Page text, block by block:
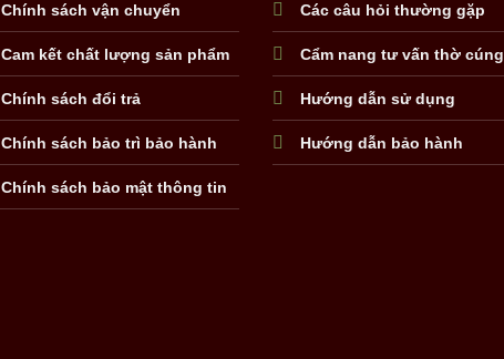
Chính sách vận chuyển
Cam kết chất lượng sản phẩm
Chính sách đổi trả
Chính sách bảo trì bảo hành
Chính sách bảo mật thông tin
Các câu hỏi thường gặp
Cẩm nang tư vấn thờ cúng
Hướng dẫn sử dụng
Hướng dẫn bảo hành